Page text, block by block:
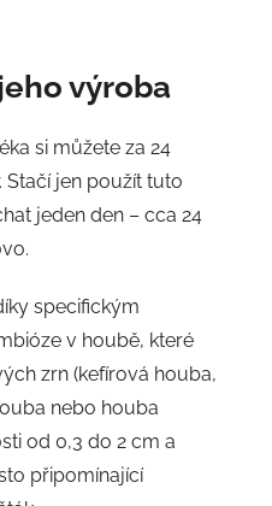
výroba
si můžete za 24
Stačí jen použít tuto
jeden den – cca 24
specifickým
v houbě, které
zrn (kefírová houba,
nebo houba
od 0,3 do 2 cm a
připomínající